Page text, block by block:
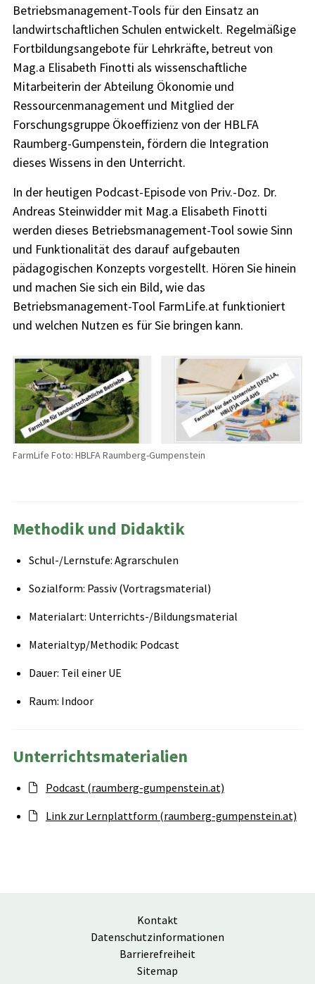
Betriebsmanagement-Tools für den Einsatz an
landwirtschaftlichen Schulen entwickelt. Regelmäßige
Fortbildungsangebote für Lehrkräfte, betreut von
Mag.a Elisabeth Finotti als wissenschaftliche
Mitarbeiterin der Abteilung Ökonomie und
Ressourcenmanagement und Mitglied der
Forschungsgruppe Ökoeffizienz von der HBLFA
Raumberg-Gumpenstein, fördern die Integration
dieses Wissens in den Unterricht.
In der heutigen Podcast-Episode von Priv.-Doz. Dr.
Andreas Steinwidder mit Mag.a Elisabeth Finotti
werden dieses Betriebsmanagement-Tool sowie Sinn
und Funktionalität des darauf aufgebauten
pädagogischen Konzepts vorgestellt. Hören Sie hinein
und machen Sie sich ein Bild, wie das
Betriebsmanagement-Tool FarmLife.at funktioniert
und welchen Nutzen es für Sie bringen kann.
FarmLife Foto: HBLFA Raumberg-Gumpenstein
Methodik und Didaktik
Schul-/Lernstufe: Agrarschulen
Sozialform: Passiv (Vortragsmaterial)
Materialart: Unterrichts-/Bildungsmaterial
Materialtyp/Methodik: Podcast
Dauer: Teil einer UE
Raum: Indoor
Unterrichtsmaterialien
Podcast (raumberg-gumpenstein.at)
Link zur Lernplattform (raumberg-gumpenstein.at)
Kontakt
Datenschutzinformationen
Barrierefreiheit
Sitemap